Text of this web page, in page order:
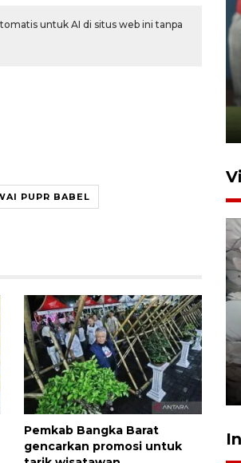
untuk AI di situs web ini tanpa
PUPR BABEL
Pemkab Bangka Barat
gencarkan promosi untuk
Pangkalpinang
air bersih hadapi
18:52